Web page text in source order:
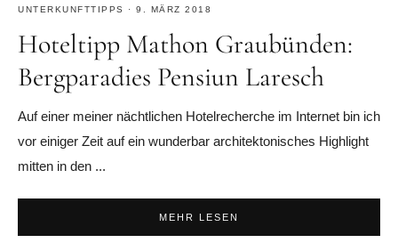
UNTERKUNFTTIPPS
· 9. MÄRZ 2018
Hoteltipp Mathon Graubünden:
Bergparadies Pensiun Laresch
Auf einer meiner nächtlichen Hotelrecherche im Internet bin ich
vor einiger Zeit auf ein wunderbar architektonisches Highlight
mitten in den ...
MEHR LESEN